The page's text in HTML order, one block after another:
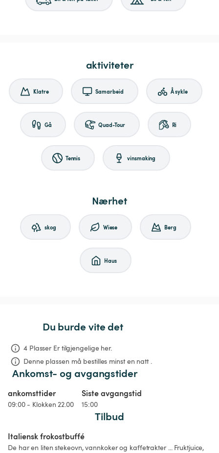
aktiviteter
Klatre Samarbeid Å sykle
Gå Quad-Tour Ri
Tennis vinsmaking
Nærhet
skog Wiese Berg
Haus
Du burde vite det
4 Plasser Er tilgjengelige her.
Denne plassen må bestilles minst en natt .
Ankomst- og avgangstider
ankomsttider
09:00 - Klokken 22.00
Siste avgangstid
15:00
Tilbud
Italiensk frokostbuffé
De har en liten stekeovn, vannkoker og kaffetrakter ... Fruktjuice,